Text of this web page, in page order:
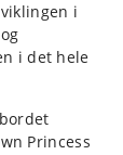
i
i det hele
Princess